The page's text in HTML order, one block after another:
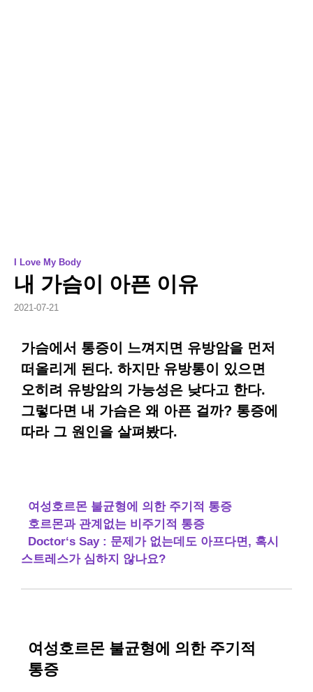
I Love My Body
내 가슴이 아픈 이유
2021-07-21
가슴에서 통증이 느껴지면 유방암을 먼저
떠올리게 된다. 하지만 유방통이 있으면
오히려 유방암의 가능성은 낮다고 한다.
그렇다면 내 가슴은 왜 아픈 걸까? 통증에
따라 그 원인을 살펴봤다.
여성호르몬 불균형에 의한 주기적 통증
호르몬과 관계없는 비주기적 통증
Doctor‘s Say : 문제가 없는데도 아프다면, 혹시
스트레스가 심하지 않나요?
여성호르몬 불균형에 의한 주기적
통증